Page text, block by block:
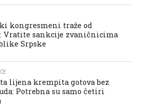
kongresmeni traže od
Vratite sankcije zvaničnicima
Srpske
lijena krempita gotova bez
Potrebna su samo četiri